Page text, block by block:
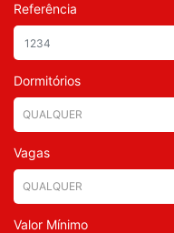
Referência
Dormitórios
Vagas
Valor Mínimo